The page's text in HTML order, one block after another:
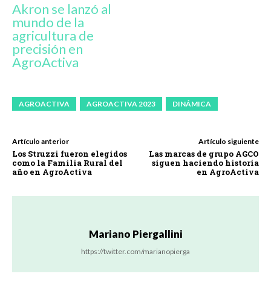
Akron se lanzó al
mundo de la
agricultura de
precisión en
AgroActiva
AGROACTIVA AGROACTIVA 2023 DINÁMICA
Artículo anterior
Los Struzzi fueron elegidos
como la Familia Rural del
año en AgroActiva
Artículo siguiente
Las marcas de grupo AGCO
siguen haciendo historia
en AgroActiva
Mariano Piergallini
https://twitter.com/marianopierga